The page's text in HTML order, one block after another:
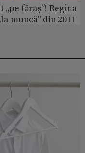
făraș”! Regina
muncă” din 2011